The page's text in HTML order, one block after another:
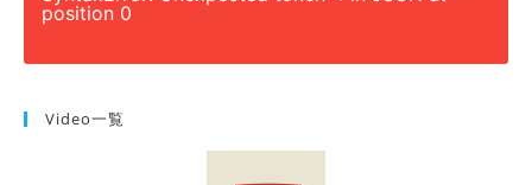
position 0
Video一覧